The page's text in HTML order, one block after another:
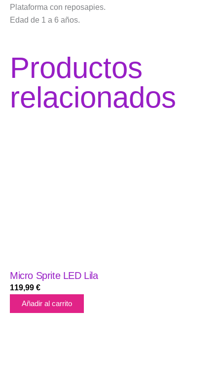
Plataforma con reposapies.
Edad de 1 a 6 años.
Productos
relacionados
Micro Sprite LED Lila
119,99 €
Añadir al carrito